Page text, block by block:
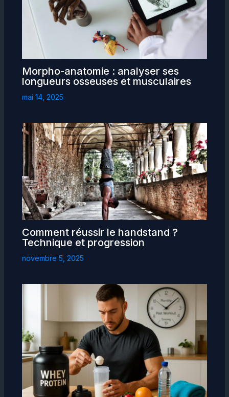
Morpho-anatomie : analyser ses
longueurs osseuses et musculaires
mai 14, 2025
Comment réussir le handstand ?
Technique et progression
novembre 5, 2025